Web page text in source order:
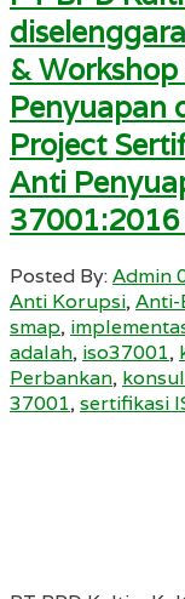
&
Penyuapan
Project
Anti
37001:2016
Posted By:Admin
Anti Korupsi,
smap,
adalah, iso37001,
Perbankan,
37001,sertifikasi